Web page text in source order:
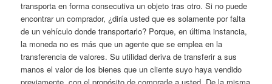
transporta en forma consecutiva un objeto tras otro. Si no puede
encontrar un comprador, ¿diría usted que es solamente por falta
de un vehículo donde transportarlo? Porque, en última instancia,
la moneda no es más que un agente que se emplea en la
transferencia de valores. Su utilidad deriva de transferir a sus
manos el valor de los bienes que un cliente suyo haya vendido